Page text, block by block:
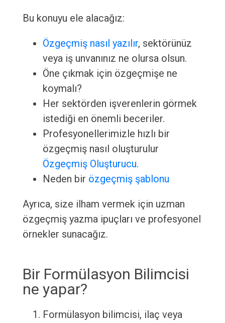
Bu konuyu ele alacağız:
Özgeçmiş nasıl yazılır, sektörünüz
veya iş unvanınız ne olursa olsun.
Öne çıkmak için özgeçmişe ne
koymalı?
Her sektörden işverenlerin görmek
istediği en önemli beceriler.
Profesyonellerimizle hızlı bir
özgeçmiş nasıl oluşturulur
Özgeçmiş Oluşturucu.
Neden bir özgeçmiş şablonu
Ayrıca, size ilham vermek için uzman
özgeçmiş yazma ipuçları ve profesyonel
örnekler sunacağız.
Bir Formülasyon Bilimcisi
ne yapar?
Formülasyon bilimcisi, ilaç veya